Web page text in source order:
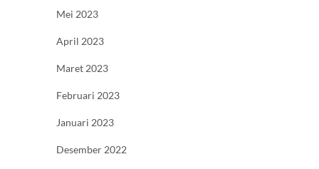
Mei 2023
April 2023
Maret 2023
Februari 2023
Januari 2023
Desember 2022